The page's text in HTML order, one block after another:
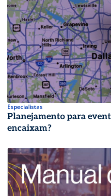
Especialistas
Planejamento para
encaixam?